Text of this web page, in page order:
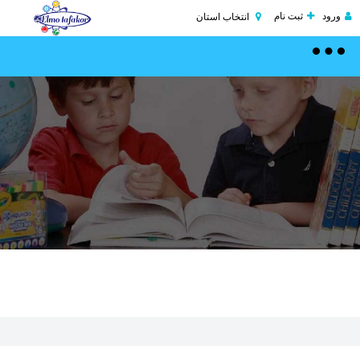
ورود ثبت نام انتخاب استان
Toggle